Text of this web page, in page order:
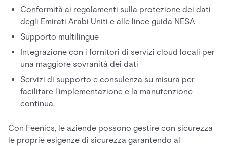
Conformità ai regolamenti sulla protezione dei dati
degli Emirati Arabi Uniti e alle linee guida NESA
Supporto multilingue
Integrazione con i fornitori di servizi cloud locali per
una maggiore sovranità dei dati
Servizi di supporto e consulenza su misura per
facilitare l'implementazione e la manutenzione
continua.
Con Feenics, le aziende possono gestire con sicurezza
le proprie esigenze di sicurezza garantendo al